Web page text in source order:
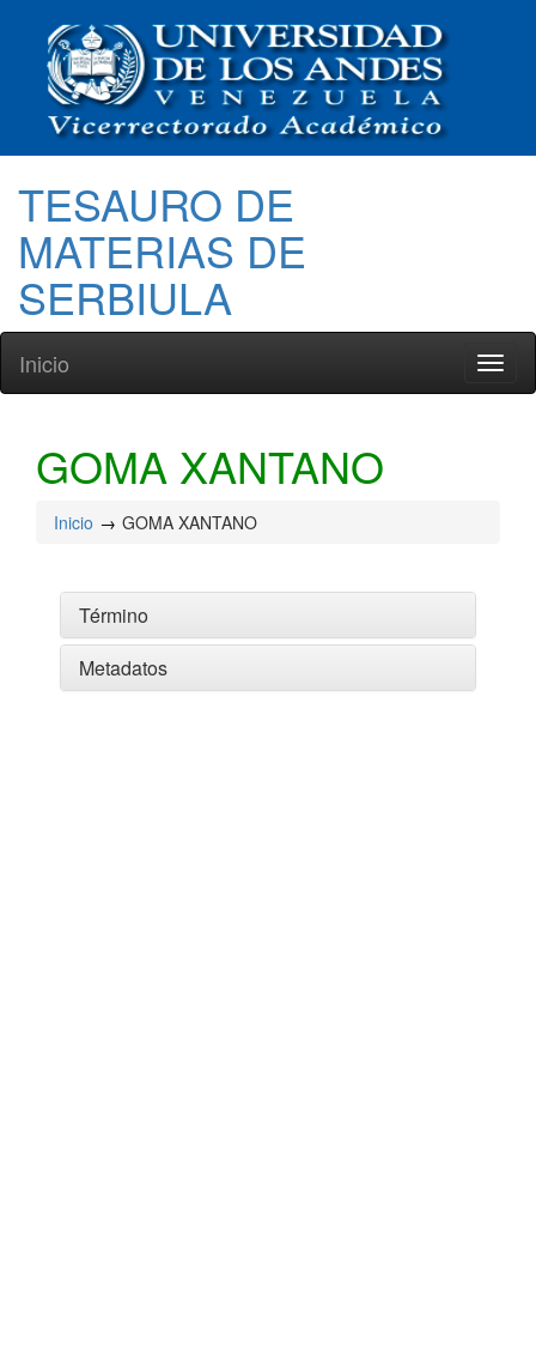
TESAURO DE
MATERIAS DE
SERBIULA
Inicio
GOMA XANTANO
Inicio GOMA XANTANO
Término
Metadatos